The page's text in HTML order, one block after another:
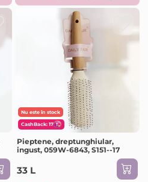
Nu este în stock
CashBack: 17
Pieptene, dreptunghiular,
ingust, 059W-6843, S151--17
33 L